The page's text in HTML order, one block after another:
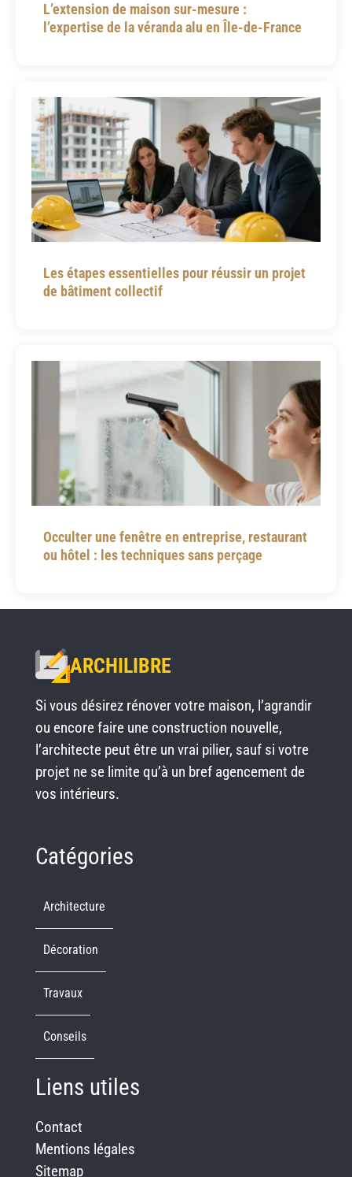
L’extension de maison sur-mesure :
l’expertise de la véranda alu en Île-de-France
Les étapes essentielles pour réussir un projet
de bâtiment collectif
Occulter une fenêtre en entreprise, restaurant
ou hôtel : les techniques sans perçage
ARCHILIBRE
Si vous désirez rénover votre maison, l’agrandir
ou encore faire une construction nouvelle,
l’architecte peut être un vrai pilier, sauf si votre
projet ne se limite qu’à un bref agencement de
vos intérieurs.
Catégories
Architecture
Décoration
Travaux
Conseils
Liens utiles
Contact
Mentions légales
Sitemap